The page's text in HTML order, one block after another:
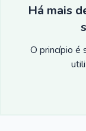
Há mais
O princípio é